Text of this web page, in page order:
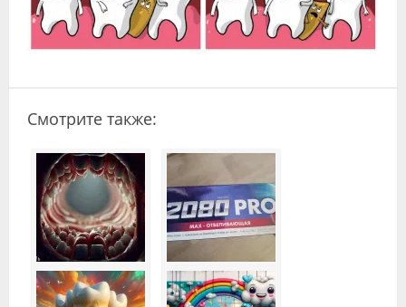
Блоги
Смотрите также: